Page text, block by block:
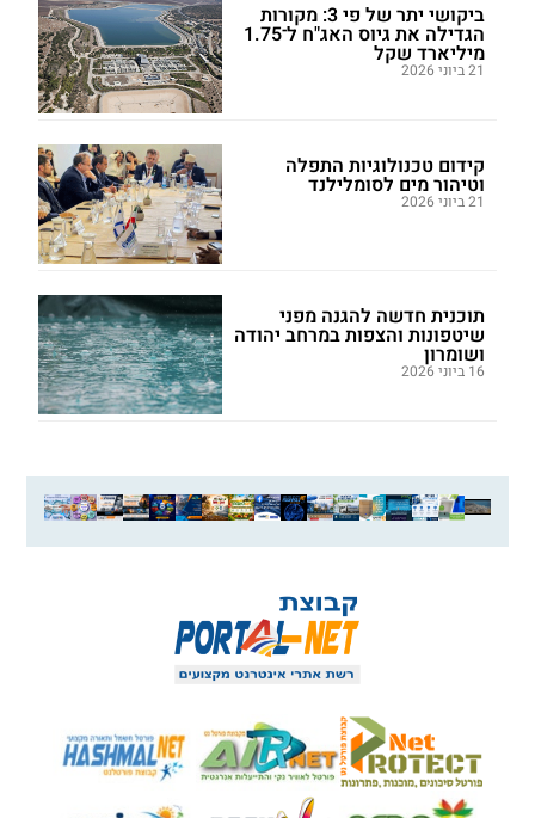
ביקושי יתר של פי 3: מקורות
הגדילה את גיוס האג"ח ל־1.75
מיליארד שקל
21 ביוני 2026
קידום טכנולוגיות התפלה
וטיהור מים לסומלילנד
21 ביוני 2026
תוכנית חדשה להגנה מפני
שיטפונות והצפות במרחב יהודה
ושומרון
16 ביוני 2026